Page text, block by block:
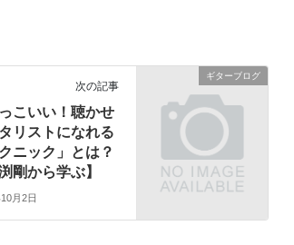
ギターブログ
次の記事
こいい！聴かせ
リストになれる
クニック」とは？
剛から学ぶ】
月2日